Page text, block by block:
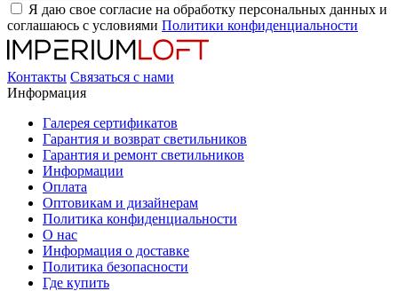
Я даю свое согласие на обработку персональных данных и
соглашаюсь с условиями Политики конфиденциальности
Контакты Связаться с нами
Информация
Галерея сертификатов
Гарантия и возврат светильников
Гарантия и ремонт светильников
Информации
Оплата
Оптовикам и дизайнерам
Политика конфиденциальности
О нас
Информация о доставке
Политика безопасности
Где купить